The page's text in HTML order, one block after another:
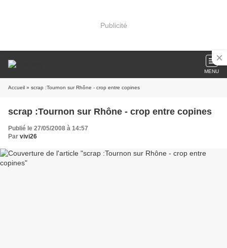
Publicité
MENU
Accueil » scrap :Tournon sur Rhône - crop entre copines
scrap :Tournon sur Rhône - crop entre copines
Publié le 27/05/2008 à 14:57
Par vivi26